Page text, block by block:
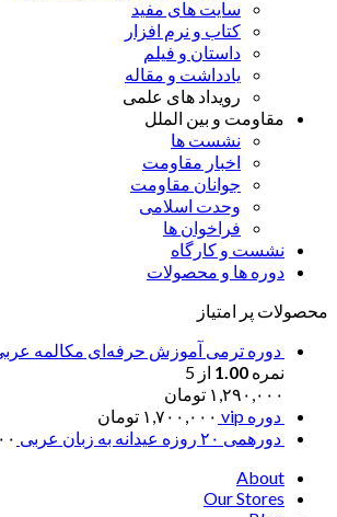
سایت های مفید
کتاب و نرم افزار
داستان و فیلم
یادداشت و مقاله
رویداد های علمی
مقاومت و بین الملل
نشست ها
اخبار مقاومت
جوانان مقاومت
وحدت اسلامی
فراخوان ها
نشست و کارگاه
دوره ها و محصولات
محصولات پر امتیاز
دوره ترمی آموزش حرفه‌ای مکالمه عربی
نمره 1.00 از 5
۱,۲۹۰,۰۰۰ تومان
دوره vip
۱,۷۰۰,۰۰۰ تومان
دورهمی ۲۰ روزه عیدانه به زبان عربی
About
Our Stores